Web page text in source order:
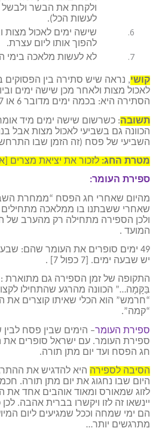
ולקחת את הבשר ולבשל
לעשות הכל).
שישה ימים לאכול מצות
להפוך אותו ליום עצרת.
לא לעשות מלאכה בימי
קושי
לאכול מצות ולאחר מכן שישה ימים
הסתירה היא: בכמה ימים מדובר 6 או 7? [פסוק ג’ ופסוק ח’]
תשובה: כשרשום שישה ימים מיד
הכוונה גם בשביעי לאכול מצות אבל
השביעי של פסח (זה הזמן שבו
מטרת החג: לזכור את יציאת מצרים
ספירת העומר:
מהיום שאחרי חג הפסח “ממחרת
שאחרי ששבתנו בו ממלאכה
ולכן הספירה מתחילה רק מהערב של
המועד .
49 ימים סופרים את העומר שהם:
יש שבעה ימים. [7 כפול 7] .
התקופה של זמן הספירה גם
בַּקָּמָה…” הכוונה מהרגע שהתחילו
“חרמש” הוא הכלי שאיתו קוצרים את
“קמה”.
ספירת העומר– הימים שבין פסח לבין
ספירת העומר. עם ישראל סופרים את
חג הפסח ועד יום מתן תורה.
הסיבה לספירה היא להדגיש את
היום שבו נחגוג את יום מתן תורה.
לזוג שמאורס ומאוד אוהבים אחד את
יינשאו זה לזו ויקשרו בברית אהבה. לכן
הם ימי שמחה וככל שמגיעים ליום
מתרגשים יותר…